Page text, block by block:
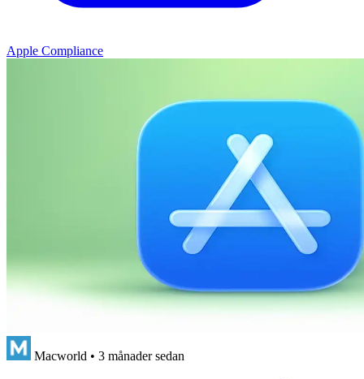
Apple Compliance
Macworld • 3 månader sedan